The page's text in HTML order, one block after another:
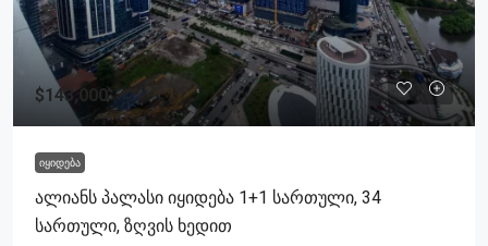
$143,000
ᲘᲧᲘᲓᲔᲑᲐ
Ალიანს Პალასი Იყიდება 1+1 Სართული, 34
Სართული, Ზღვის Ხედით